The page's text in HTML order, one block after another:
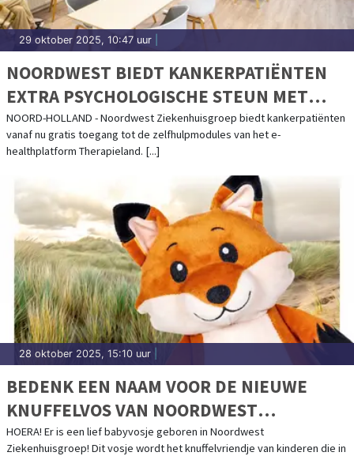
29 oktober 2025, 10:47 uur
NOORDWEST BIEDT KANKERPATIËNTEN
EXTRA PSYCHOLOGISCHE STEUN MET
ONLINE ZELFHULPMODULES
NOORD-HOLLAND - Noordwest Ziekenhuisgroep biedt kankerpatiënten
vanaf nu gratis toegang tot de zelfhulpmodules van het e-
healthplatform Therapieland. [...]
28 oktober 2025, 15:10 uur
BEDENK EEN NAAM VOOR DE NIEUWE
KNUFFELVOS VAN NOORDWEST
ZIEKENHUISGROEP
HOERA! Er is een lief babyvosje geboren in Noordwest
Ziekenhuisgroep! Dit vosje wordt het knuffelvriendje van kinderen die in